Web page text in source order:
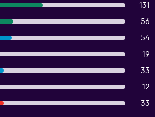
131
56
54
19
33
12
33